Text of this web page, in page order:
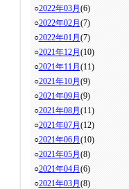
○2022年03月 (6)
○2022年02月 (7)
○2022年01月 (7)
○2021年12月 (10)
○2021年11月 (11)
○2021年10月 (9)
○2021年09月 (9)
○2021年08月 (11)
○2021年07月 (12)
○2021年06月 (10)
○2021年05月 (8)
○2021年04月 (6)
○2021年03月 (8)